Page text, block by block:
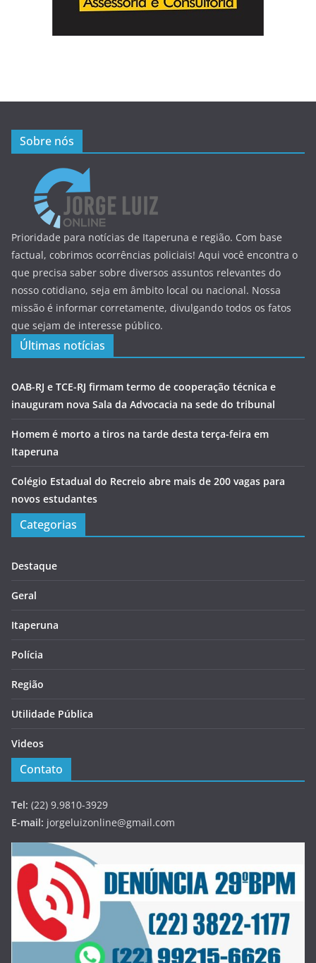
Sobre nós
Prioridade para notícias de Itaperuna e região. Com base
factual, cobrimos ocorrências policiais! Aqui você encontra o
que precisa saber sobre diversos assuntos relevantes do
nosso cotidiano, seja em âmbito local ou nacional. Nossa
missão é informar corretamente, divulgando todos os fatos
que sejam de interesse público.
Últimas notícias
OAB-RJ e TCE-RJ firmam termo de cooperação técnica e
inauguram nova Sala da Advocacia na sede do tribunal
Homem é morto a tiros na tarde desta terça-feira em
Itaperuna
Colégio Estadual do Recreio abre mais de 200 vagas para
novos estudantes
Categorias
Destaque
Geral
Itaperuna
Polícia
Região
Utilidade Pública
Videos
Contato
Tel: (22) 9.9810-3929
E-mail: jorgeluizonline@gmail.com